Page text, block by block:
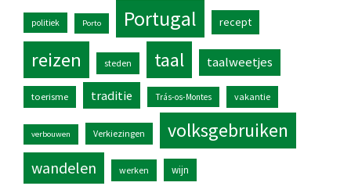
politiek Porto Portugal recept
reizen steden taal taalweetjes
toerisme traditie Trás-os-Montes vakantie
verbouwen Verkiezingen volksgebruiken
wandelen werken wijn